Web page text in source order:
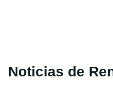
Noticias de